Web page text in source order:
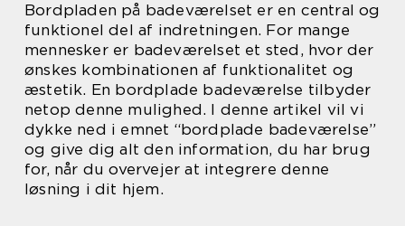
Bordpladen på badeværelset er en central og
funktionel del af indretningen. For mange
mennesker er badeværelset et sted, hvor der
ønskes kombinationen af funktionalitet og
æstetik. En bordplade badeværelse tilbyder
netop denne mulighed. I denne artikel vil vi
dykke ned i emnet “bordplade badeværelse”
og give dig alt den information, du har brug
for, når du overvejer at integrere denne
løsning i dit hjem.